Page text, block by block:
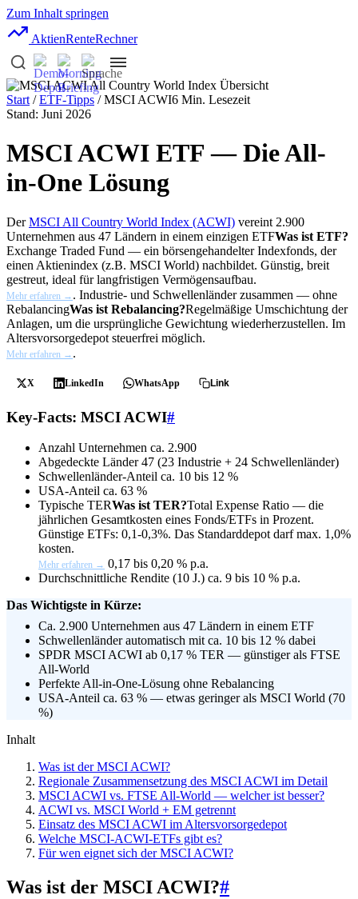
Zum Inhalt springen
AktienRenteRechner
Start /ETF-Tipps / MSCI ACWI6 Min. Lesezeit
Stand: Juni 2026
MSCI ACWI ETF — Die All-
in-One Lösung
DerMSCI All Country World Index (ACWI) vereint 2.900
Unternehmen aus 47 Ländern in einem einzigen ETFWas ist ETF?
Exchange Traded Fund — ein börsengehandelter Indexfonds, der
einen Aktienindex (z.B. MSCI World) nachbildet. Günstig, breit
gestreut, ideal für langfristigen Vermögensaufbau.
Mehr erfahren → . Industrie- und Schwellenländer zusammen — ohne
RebalancingWas ist Rebalancing?Regelmäßige Umschichtung der
Anlagen, um die ursprüngliche Gewichtung wiederherzustellen. Im
Altersvorsorgedepot steuerfrei möglich.
Mehr erfahren → .
X LinkedIn WhatsApp Link
Key-Facts: MSCI ACWI#
Anzahl Unternehmen ca. 2.900
Abgedeckte Länder47 (23 Industrie + 24 Schwellenländer)
Schwellenländer-Anteil ca. 10 bis 12 %
USA-Anteil ca. 63 %
Typische TERWas ist TER?Total Expense Ratio — die
jährlichen Gesamtkosten eines Fonds/ETFs in Prozent.
Günstige ETFs: 0,1-0,3%. Das Standarddepot darf max. 1,0%
kosten.
Mehr erfahren → 0,17 bis 0,20 % p.a.
Durchschnittliche Rendite (10 J.) ca. 9 bis 10 % p.a.
Das Wichtigste in Kürze:
Ca. 2.900 Unternehmen aus 47 Ländern in einem ETF
Schwellenländer automatisch mit ca. 10 bis 12 % dabei
SPDR MSCI ACWI ab 0,17 % TER — günstiger als FTSE
All-World
Perfekte All-in-One-Lösung ohne Rebalancing
USA-Anteil ca. 63 % — etwas geringer als MSCI World (70
%)
Inhalt
Was ist der MSCI ACWI?
Regionale Zusammensetzung des MSCI ACWI im Detail
MSCI ACWI vs. FTSE All-World — welcher ist besser?
ACWI vs. MSCI World + EM getrennt
Einsatz des MSCI ACWI im Altersvorsorgedepot
Welche MSCI-ACWI-ETFs gibt es?
Für wen eignet sich der MSCI ACWI?
Was ist der MSCI ACWI?#